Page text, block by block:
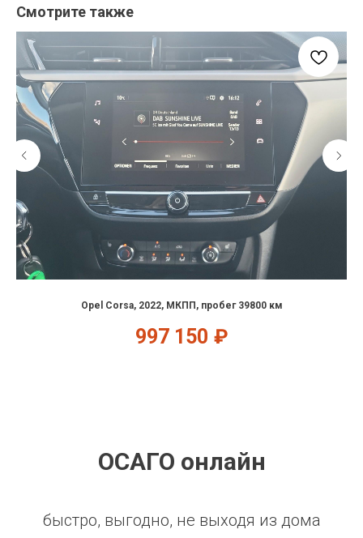
Смотрите также
Opel Corsa, 2022, МКПП, пробег 39800 км
997 150 ₽
ОСАГО онлайн
быстро, выгодно, не выходя из дома